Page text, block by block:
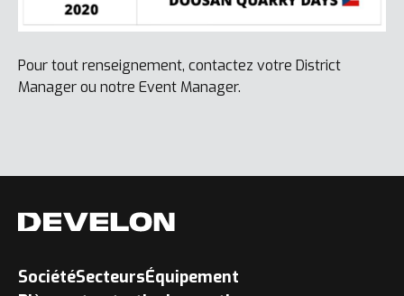
Pour tout renseignement, contactez votre District
Manager ou notre Event Manager.
SociétéSecteursÉquipement